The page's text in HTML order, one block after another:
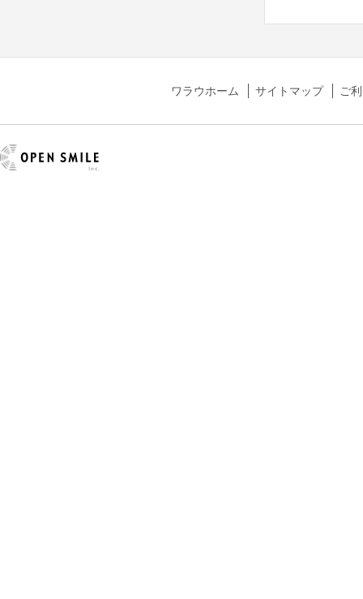
ワラウホーム サイトマップ ご